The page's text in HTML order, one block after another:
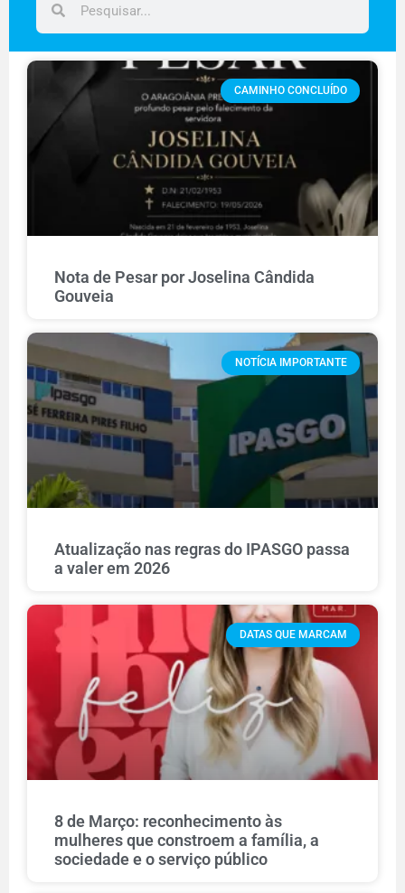
CAMINHO CONCLUÍDO
Nota de Pesar por Joselina Cândida
Gouveia
NOTÍCIA IMPORTANTE
Atualização nas regras do IPASGO passa
a valer em 2026
DATAS QUE MARCAM
8 de Março: reconhecimento às
mulheres que constroem a família, a
sociedade e o serviço público